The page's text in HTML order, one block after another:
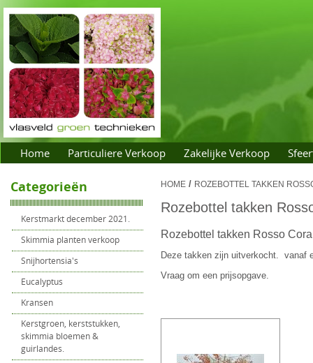
Home Particuliere Verkoop Zakelijke Verkoop
Categorieën
Kerstmarkt december 2021.
Skimmia planten verkoop
Snijhortensia's
Eucalyptus
Kransen
Kerstgroen, kerststukken,
skimmia bloemen &
guirlandes.
HOME / ROZEBOTTEL TAKKEN
Rozebottel takken
Rozebottel takken Rosso
Deze takken zijn uitverkocht. vanaf
Vraag om een prijsopgave.